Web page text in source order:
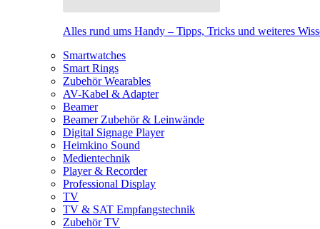
Alles rund ums Handy – Tipps, Tricks und weiteres
Smartwatches
Smart Rings
Zubehör Wearables
AV-Kabel & Adapter
Beamer
Beamer Zubehör & Leinwände
Digital Signage Player
Heimkino Sound
Medientechnik
Player & Recorder
Professional Display
TV
TV & SAT Empfangstechnik
Zubehör TV